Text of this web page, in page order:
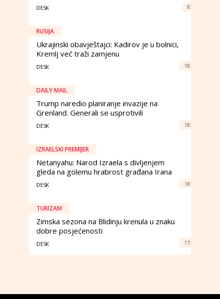
DESK 8:
RUSIJA
Ukrajinski obavještajci: Kadirov je u bolnici,
Kremlj već traži zamjenu
DESK 18:
DAILY MAIL
Trump naredio planiranje invazije na
Grenland. Generali se usprotivili
DESK 18:
IZRAELSKI PREMIJER
Netanyahu: Narod Izraela s divljenjem
gleda na golemu hrabrost građana Irana
DESK 18:
TURIZAM
Zimska sezona na Blidinju krenula u znaku
dobre posjećenosti
DESK 17: